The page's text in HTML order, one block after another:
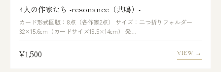
4人の作家たち -resonance（共鳴）-
カード形式図版：8点（各作家2点） サイズ：二つ折りフォルダー
32×15.6cm（カードサイズ19.5×14cm） 発…
¥1,500 VIEW →